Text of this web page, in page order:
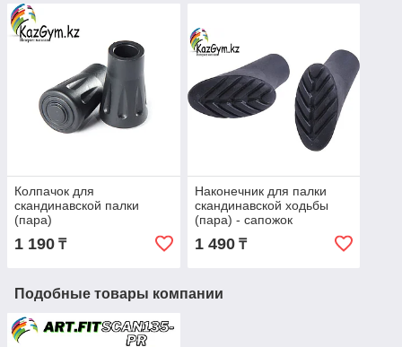
Колпачок для
скандинавской палки
(пара)
1 190 ₸
Наконечник для палки
скандинавской ходьбы
(пара) - сапожок
1 490₸
Подобные товары компании